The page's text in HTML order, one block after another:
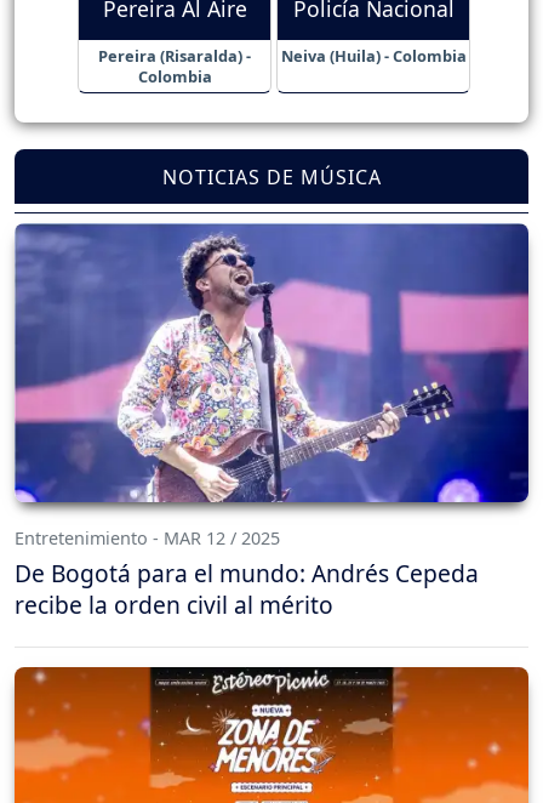
Pereira Al Aire
Pereira (Risaralda) -
Colombia
Policía Nacional
Neiva (Huila) - Colombia
NOTICIAS DE MÚSICA
Entretenimiento - MAR 12 / 2025
De Bogotá para el mundo: Andrés Cepeda
recibe la orden civil al mérito